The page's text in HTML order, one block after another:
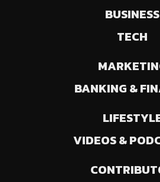
BUSINESS
TECH
BANKING &
VIDEOS &